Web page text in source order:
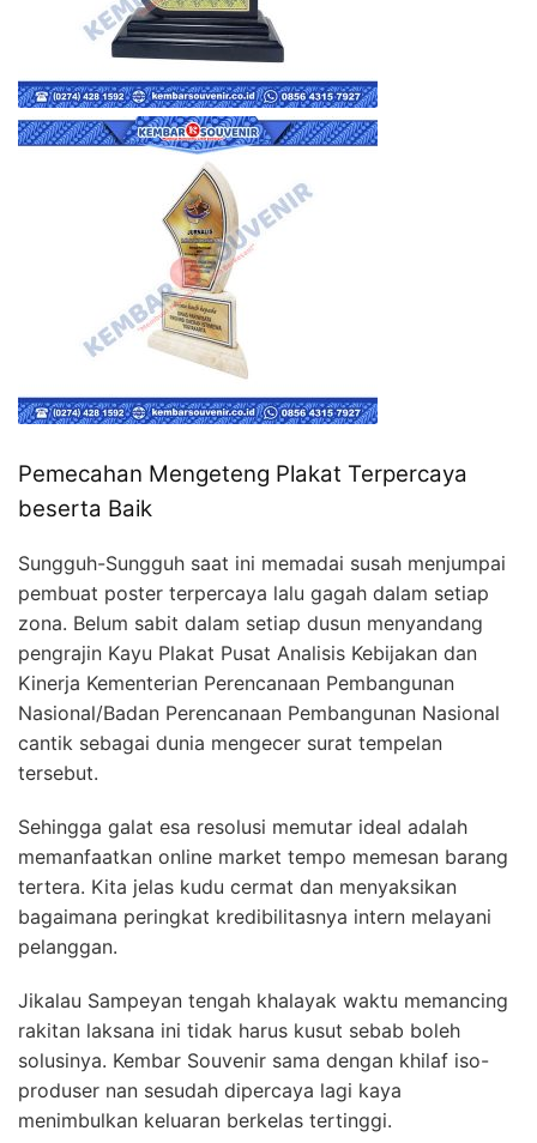
Pemecahan Mengeteng Plakat Terpercaya
beserta Baik
Sungguh-Sungguh saat ini memadai susah menjumpai
pembuat poster terpercaya lalu gagah dalam setiap
zona. Belum sabit dalam setiap dusun menyandang
pengrajin Kayu Plakat Pusat Analisis Kebijakan dan
Kinerja Kementerian Perencanaan Pembangunan
Nasional/Badan Perencanaan Pembangunan Nasional
cantik sebagai dunia mengecer surat tempelan
tersebut.
Sehingga galat esa resolusi memutar ideal adalah
memanfaatkan online market tempo memesan barang
tertera. Kita jelas kudu cermat dan menyaksikan
bagaimana peringkat kredibilitasnya intern melayani
pelanggan.
Jikalau Sampeyan tengah khalayak waktu memancing
rakitan laksana ini tidak harus kusut sebab boleh
solusinya. Kembar Souvenir sama dengan khilaf iso-
produser nan sesudah dipercaya lagi kaya
menimbulkan keluaran berkelas tertinggi.